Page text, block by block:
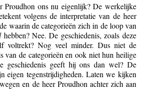
Proudhon ons nu eigenlijk? De werkelijke
volgens de interpretatie van de heer
waarin de categorieën zich in de loop van
hebben? Nee. De geschiedenis, zoals deze
voltrekt? Nog veel minder. Dus niet de
van de categorieën en ook niet hun heilige
geschiedenis geeft hij ons dan wel? De
eigen tegenstrijdigheden. Laten we kijken
en de heer Proudhon achter zich aan